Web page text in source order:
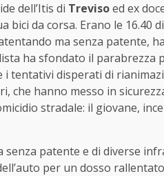
dell’Itis di Trevisoed ex
bici da corsa. Erano le 16.40
ma senza patente,
ha sfondato il
tentativi disperati di
che hanno messo in
stradale: il giovane,
patente e di diverse
per un dosso